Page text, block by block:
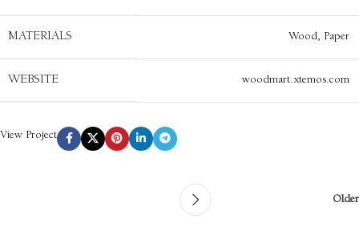
MATERIALS Wood, Paper
WEBSITE woodmart.xtemos.com
View Project
Older